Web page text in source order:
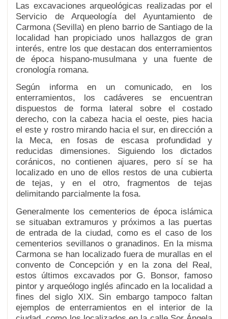
Las excavaciones arqueológicas realizadas por el
Servicio de Arqueología del Ayuntamiento de
Carmona (Sevilla) en pleno barrio de Santiago de la
localidad han propiciado unos hallazgos de gran
interés, entre los que destacan dos enterramientos
de época hispano-musulmana y una fuente de
cronología romana.
Según informa en un comunicado, en los
enterramientos, los cadáveres se encuentran
dispuestos de forma lateral sobre el costado
derecho, con la cabeza hacia el oeste, pies hacia
el este y rostro mirando hacia el sur, en dirección a
la Meca, en fosas de escasa profundidad y
reducidas dimensiones. Siguiendo los dictados
coránicos, no contienen ajuares, pero sí se ha
localizado en uno de ellos restos de una cubierta
de tejas, y en el otro, fragmentos de tejas
delimitando parcialmente la fosa.
Generalmente los cementerios de época islámica
se situaban extramuros y próximos a las puertas
de entrada de la ciudad, como es el caso de los
cementerios sevillanos o granadinos. En la misma
Carmona se han localizado fuera de murallas en el
convento de Concepción y en la zona del Real,
estos últimos excavados por G. Bonsor, famoso
pintor y arqueólogo inglés afincado en la localidad a
fines del siglo XIX. Sin embargo tampoco faltan
ejemplos de enterramientos en el interior de la